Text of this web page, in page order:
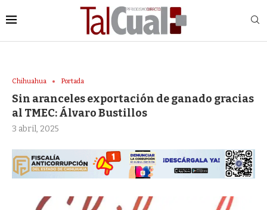
Chihuahua Portada
Sin aranceles exportación de ganado gracias
al TMEC: Álvaro Bustillos
3 abril, 2025